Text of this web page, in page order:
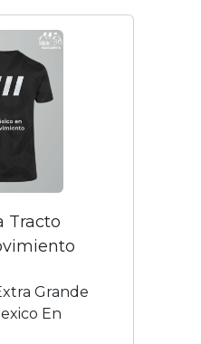
Tracto
Grande
En